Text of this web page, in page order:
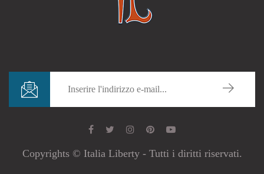
Copyrights © Italia Liberty - Tutti i diritti riservati.